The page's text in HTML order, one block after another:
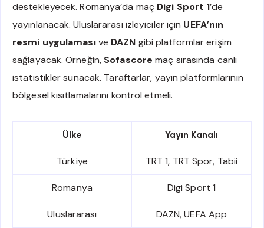
destekleyecek. Romanya’da maç Digi Sport 1’de
yayınlanacak. Uluslararası izleyiciler için UEFA’nın
resmi uygulamasıve DAZN gibi platformlar erişim
sağlayacak. Örneğin, Sofascore maç sırasında canlı
istatistikler sunacak. Taraftarlar, yayın platformlarının
bölgesel kısıtlamalarını kontrol etmeli.
Ülke Yayın Kanalı
Türkiye TRT 1, TRT Spor, Tabii
Romanya Digi Sport 1
Uluslararası DAZN, UEFA App